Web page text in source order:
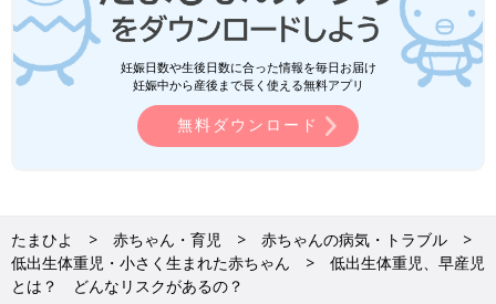
妊娠日数や生後日数に合った情報を毎日お届け
妊娠中から産後まで長く使える無料アプリ
無料ダウンロード
たまひよ 赤ちゃん・育児
赤ちゃんの病気・トラブル
低出生体重児・小さく生まれた赤ちゃん
低出生体重児、早産児
とは？ どんなリスクがあるの？